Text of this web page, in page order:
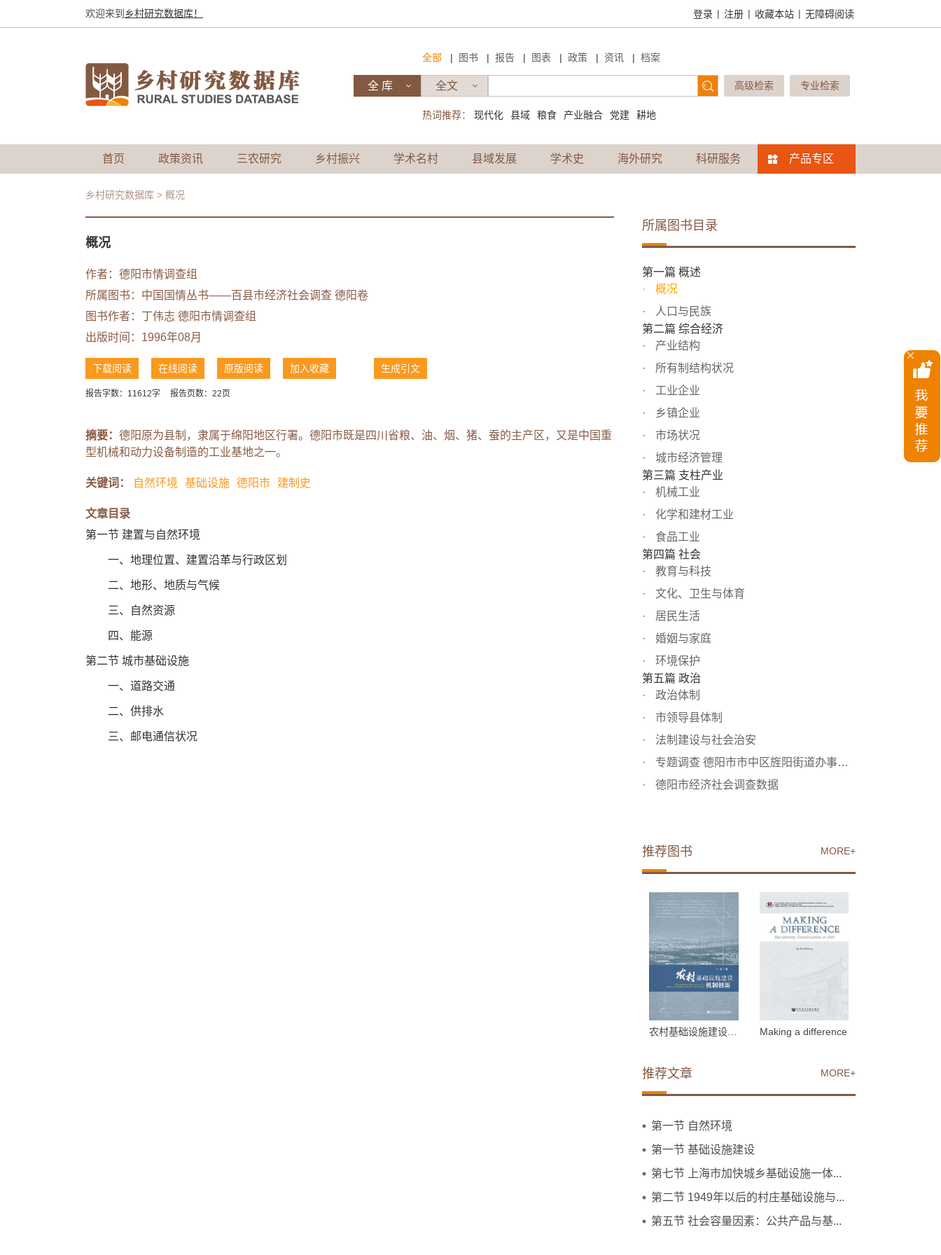
欢迎来到 乡村研究数据库！ 登录 | 注册 | 收藏本站 | 无障碍阅读
全部 | 图书 | 报告 | 图表 | 政策 | 资讯 | 档案
高级检索 专业检索
热词推荐： 现代化 县域 粮食 产业融合 党建 耕地
首页 政策资讯 三农研究 乡村振兴 学术名村 县域发展 学术史 海外研究 科研服务 产品专区
乡村研究数据库 > 概况
概况
作者：德阳市情调查组
所属图书： 中国国情丛书——百县市经济社会调查 德阳卷
图书作者：丁伟志 德阳市情调查组
出版时间：1996年08月
下载阅读 在线阅读 原版阅读 加入收藏 生成引文
报告字数：11612字 报告页数：22页
摘要： 德阳原为县制，隶属于绵阳地区行署。德阳市既是四川省粮、油、烟、猪、蚕的主产区，又是中国重
型机械和动力设备制造的工业基地之一。
关键词： 自然环境 基础设施 德阳市 建制史
文章目录
第一节 建置与自然环境
一、地理位置、建置沿革与行政区划
二、地形、地质与气候
三、自然资源
四、能源
第二节 城市基础设施
一、道路交通
二、供排水
三、邮电通信状况
所属图书目录
第一篇 概述
概况
人口与民族
第二篇 综合经济
产业结构
所有制结构状况
工业企业
乡镇企业
市场状况
城市经济管理
第三篇 支柱产业
机械工业
化学和建材工业
食品工业
第四篇 社会
教育与科技
文化、卫生与体育
居民生活
婚姻与家庭
环境保护
第五篇 政治
政治体制
市领导县体制
法制建设与社会治安
专题调查 德阳市市中区旌阳街道办事处第14居民委员会居民情...
德阳市经济社会调查数据
MORE+
推荐图书
Making a difference
MORE+
推荐文章
第一节 自然环境
第一节 基础设施建设
第七节 上海市加快城乡基础设施一体...
第二节 1949年以后的村庄基础设施与...
第五节 社会容量因素：公共产品与基...